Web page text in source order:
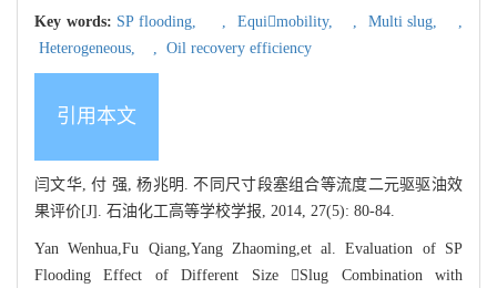
Key words: SP flooding, , Equimobility, , Multi slug,
,
Heterogeneous,
, Oil recovery efficiency
引用本文
闫文华, 付 强, 杨兆明. 不同尺寸段塞组合等流度二元驱驱油效
果评价[J]. 石油化工高等学校学报, 2014, 27(5): 80-84.
Yan Wenhua,Fu Qiang,Yang Zhaoming,et al. Evaluation of SP
Flooding Effect of Different Size Slug Combination with